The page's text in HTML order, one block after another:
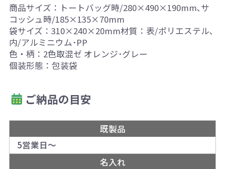
商品サイズ：トートバッグ時/280×490×190mm､サ
コッシュ時/185×135×70mm
袋サイズ：310×240×20mm材質：表/ポリエステル､
内/アルミニウム･PP
色・柄：2色取混ゼ オレンジ･グレー
個装形態：包装袋
ご納品の目安
既製品
5営業日～
名入れ